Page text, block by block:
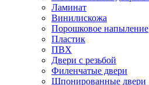
Ламинат
Винилискожа
Порошковое напыление
Пластик
ПВХ
Двери с резьбой
Филенчатые двери
Шпонированные двери